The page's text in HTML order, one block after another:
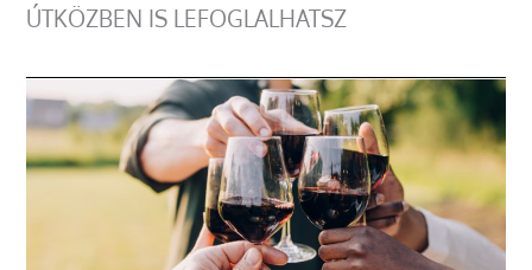
ÚTKÖZBEN IS LEFOGLALHATSZ